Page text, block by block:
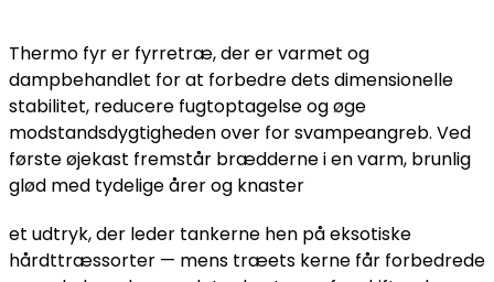
Thermo fyr er fyrretræ, der er varmet og
dampbehandlet for at forbedre dets dimensionelle
stabilitet, reducere fugtoptagelse og øge
modstandsdygtigheden over for svampeangreb. Ved
første øjekast fremstår brædderne i en varm, brunlig
glød med tydelige årer og knaster
et udtryk, der leder tankerne hen på eksotiske
hårdttræssorter — mens træets kerne får forbedrede